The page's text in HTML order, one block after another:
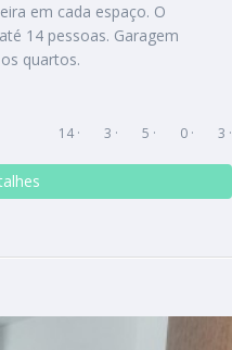
em cada espaço. O
14 pessoas. Garagem
quartos.
14 · 3 · 5 · 0 · 3 ·